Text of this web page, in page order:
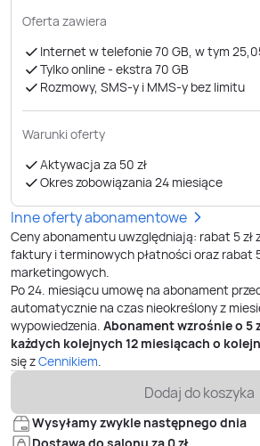
Oferta zawiera
Internet w telefonie 70 GB, w tym
Tylko online - ekstra 70 GB
Rozmowy, SMS-y i MMS-y bez limitu
Warunki oferty
Aktywacja za 50 zł
Okres zobowiązania 24 miesiące
Inne oferty abonamentowe
Ceny abonamentu uwzględniają: rabat 5 zł
faktury i terminowych płatności oraz rabat
marketingowych.
Po24. miesiącu umowę na abonament
automatycznie na czas nieokreślony z
wypowiedzenia. Abonament wzrośnie o 5
każdych kolejnych 12 miesiącach o
się zCennikiem.
Dodaj do koszyka
Wysyłamy zwykle następnego dnia